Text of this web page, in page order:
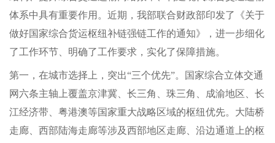
体系中具有重要作用。近期，我部联合财政部印发了《关于
做好国家综合货运枢纽补链强链工作的通知》，进一步细化
了工作环节、明确了工作要求，实化了保障措施。
第一，在城市选择上，突出“三个优先”。国家综合立体交通
网六条主轴上覆盖京津冀、长三角、珠三角、成渝地区、长
江经济带、粤港澳等国家重大战略区域的枢纽优先。大陆桥
走廊、西部陆海走廊等涉及西部地区走廊、沿边通道上的枢